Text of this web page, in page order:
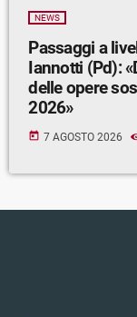
NEWS
Passaggi a
Iannotti (Pd):
delle opere
2026»
today 7 AGOSTO 2026